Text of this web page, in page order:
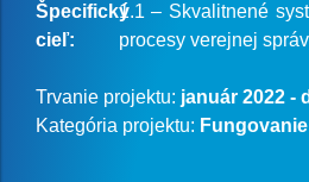
Špecifický
cieľ:
1.1 – Skvalitnené
procesy verejnej
Trvanie projektu: január 2022 -
Kategória projektu: